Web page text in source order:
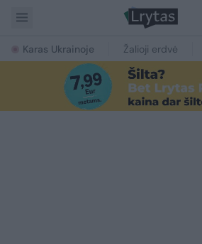
Karas Ukrainoje Žalioji erdvė